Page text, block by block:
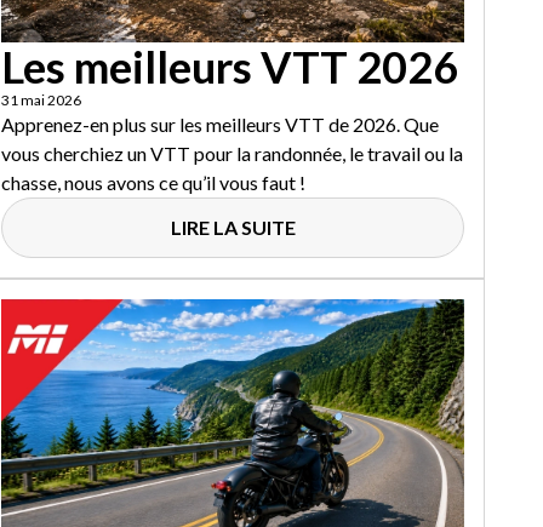
Les meilleurs VTT 2026
31 mai 2026
Apprenez-en plus sur les meilleurs VTT de 2026. Que
vous cherchiez un VTT pour la randonnée, le travail ou la
chasse, nous avons ce qu’il vous faut !
LIRE LA SUITE